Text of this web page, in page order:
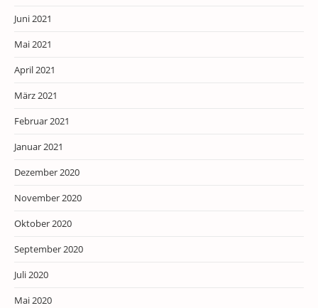
Juni 2021
Mai 2021
April 2021
März 2021
Februar 2021
Januar 2021
Dezember 2020
November 2020
Oktober 2020
September 2020
Juli 2020
Mai 2020